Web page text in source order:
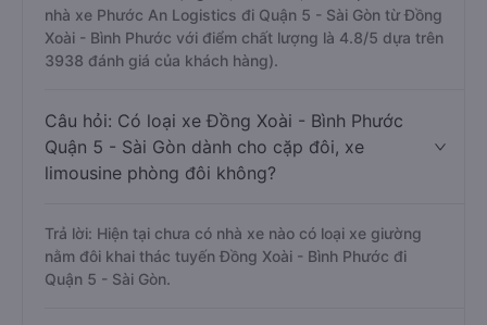
nhà xe Phước An Logistics đi Quận 5 - Sài Gòn từ Đồng
Xoài - Bình Phước với điểm chất lượng là 4.8/5 dựa trên
3938 đánh giá của khách hàng).
Câu hỏi: Có loại xe Đồng Xoài - Bình Phước
Quận 5 - Sài Gòn dành cho cặp đôi, xe
limousine phòng đôi không?
Trả lời: Hiện tại chưa có nhà xe nào có loại xe giường
nằm đôi khai thác tuyến Đồng Xoài - Bình Phước đi
Quận 5 - Sài Gòn.